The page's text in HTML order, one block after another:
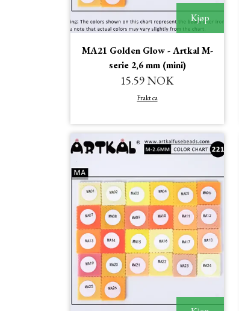
Kjøp
MA21 Golden Glow - Artkal M-
serie 2,6 mm (mini)
15.59 NOK
Frakt ca